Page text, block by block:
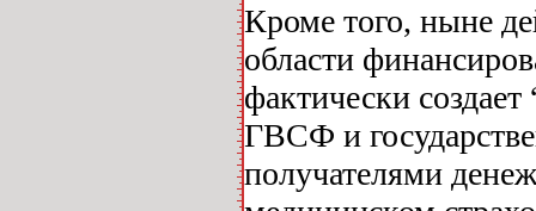
Кроме того, ныне
области
фактически
ГВСФ и
получателями